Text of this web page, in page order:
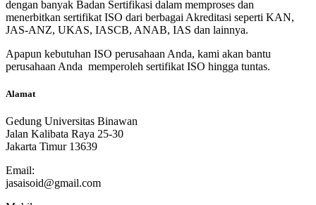
dengan banyak Badan Sertifikasi dalam memproses dan
menerbitkan sertifikat ISO dari berbagai Akreditasi seperti KAN,
JAS-ANZ, UKAS, IASCB, ANAB, IAS dan lainnya.
Apapun kebutuhan ISO perusahaan Anda, kami akan bantu
perusahaan Anda memperoleh sertifikat ISO hingga tuntas.
Alamat
Gedung Universitas Binawan
Jalan Kalibata Raya 25-30
Jakarta Timur 13639
Email:
jasaisoid@gmail.com